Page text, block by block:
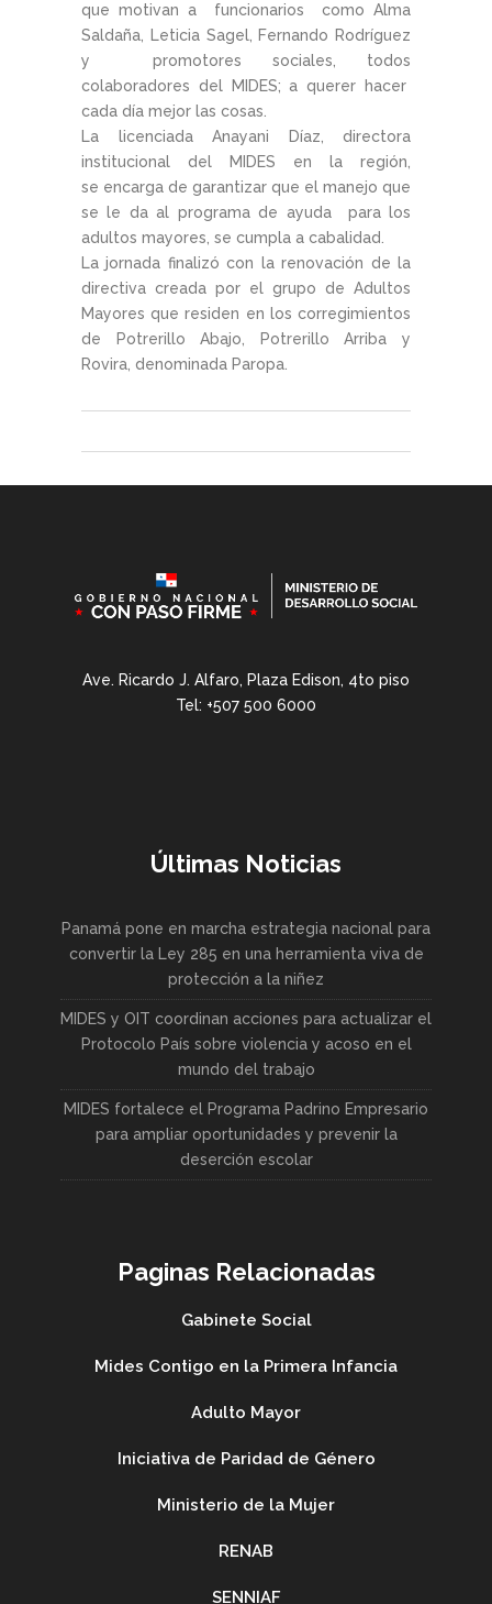
que motivan a funcionarios como Alma
Saldaña, Leticia Sagel, Fernando Rodríguez
y promotores sociales, todos
colaboradores del MIDES; a querer hacer
cada día mejor las cosas.
La licenciada Anayani Díaz, directora
institucional del MIDES en la región,
se encarga de garantizar que el manejo que
se le da al programa de ayuda para los
adultos mayores, se cumpla a cabalidad.
La jornada finalizó con la renovación de la
directiva creada por el grupo de Adultos
Mayores que residen en los corregimientos
de Potrerillo Abajo, Potrerillo Arriba y
Rovira, denominada Paropa.
Ave. Ricardo J. Alfaro, Plaza Edison, 4to piso
Tel: +507 500 6000
Últimas Noticias
Panamá pone en marcha estrategia nacional para
convertir la Ley 285 en una herramienta viva de
protección a la niñez
MIDES y OIT coordinan acciones para actualizar el
Protocolo País sobre violencia y acoso en el
mundo del trabajo
MIDES fortalece el Programa Padrino Empresario
para ampliar oportunidades y prevenir la
deserción escolar
Paginas Relacionadas
Gabinete Social
Mides Contigo en la Primera Infancia
Adulto Mayor
Iniciativa de Paridad de Género
Ministerio de la Mujer
RENAB
SENNIAF